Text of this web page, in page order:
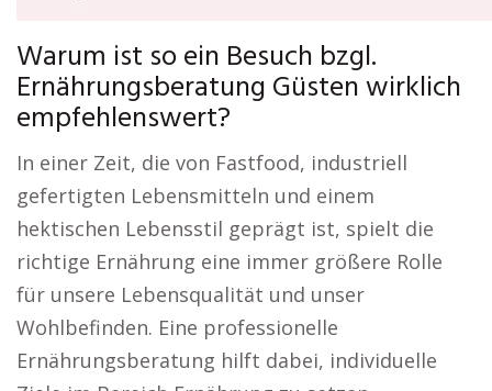
Warum ist so ein Besuch bzgl.
Ernährungsberatung Güsten wirklich
empfehlenswert?
In einer Zeit, die von Fastfood, industriell
gefertigten Lebensmitteln und einem
hektischen Lebensstil geprägt ist, spielt die
richtige Ernährung eine immer größere Rolle
für unsere Lebensqualität und unser
Wohlbefinden. Eine professionelle
Ernährungsberatung hilft dabei, individuelle